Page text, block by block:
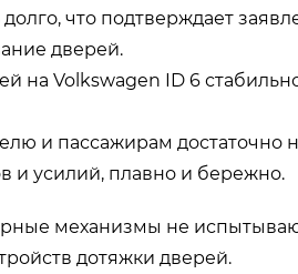
что подтверждает
дверей.
на Volkswagen ID 6
и пассажирам достаточно
и усилий, плавно и бережно.
механизмы не
дотяжки дверей.